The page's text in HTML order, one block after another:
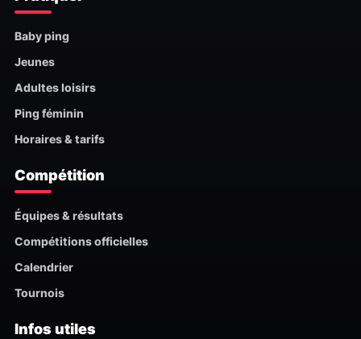
Baby ping
Jeunes
Adultes loisirs
Ping féminin
Horaires & tarifs
Compétition
Équipes & résultats
Compétitions officielles
Calendrier
Tournois
Infos utiles